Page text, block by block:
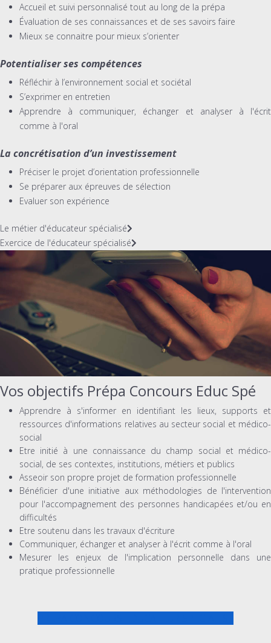
Accueil et suivi personnalisé tout au long de la prépa
Évaluation de ses connaissances et de ses savoirs faire
Mieux se connaitre pour mieux s’orienter
Potentialiser ses compétences
Réfléchir à l’environnement social et sociétal
S’exprimer en entretien
Apprendre à communiquer, échanger et analyser à l'écrit
comme à l'oral
La concrétisation d’un investissement
Préciser le projet d’orientation professionnelle
Se préparer aux épreuves de sélection
Evaluer son expérience
Le métier d'éducateur spécialisé
Exercice de l'éducateur spécialisé
Vos objectifs Prépa Concours Educ Spé
Apprendre à s'informer en identifiant les lieux, supports et
ressources d'informations relatives au secteur social et médico-
social
Etre initié à une connaissance du champ social et médico-
social, de ses contextes, institutions, métiers et publics
Asseoir son propre projet de formation professionnelle
Bénéficier d'une initiative aux méthodologies de l'intervention
pour l'accompagnement des personnes handicapées et/ou en
difficultés
Etre soutenu dans les travaux d'écriture
Communiquer, échanger et analyser à l'écrit comme à l'oral
Mesurer les enjeux de l'implication personnelle dans une
pratique professionnelle